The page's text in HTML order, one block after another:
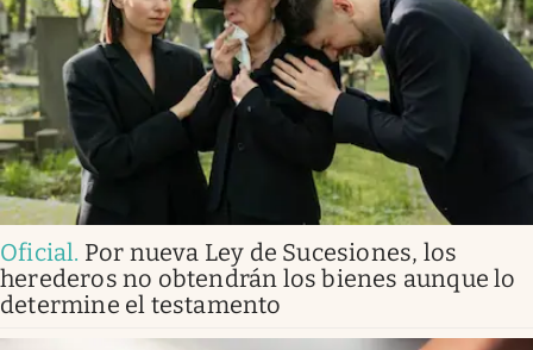
Oficial. Por nueva Ley de Sucesiones, los
herederos no obtendrán los bienes aunque lo
determine el testamento